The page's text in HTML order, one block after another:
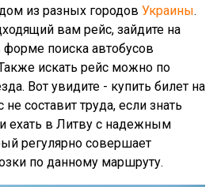
из разных городов Украины.
вам рейс, зайдите на
форме поиска автобусов
искать рейс можно по
Вот увидите - купить билет на
составит труда, если знать
ехать в Литву с надежным
регулярно совершает
по данному маршруту.